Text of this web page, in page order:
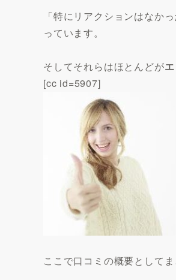
「特にリアクションはなか
っています。
そしてそれらはほとんどが
[cc id=5907]
ここで口コミの概要として